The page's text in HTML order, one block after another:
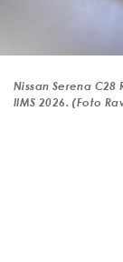
Nissan Serena
IIMS 2026. (Foto